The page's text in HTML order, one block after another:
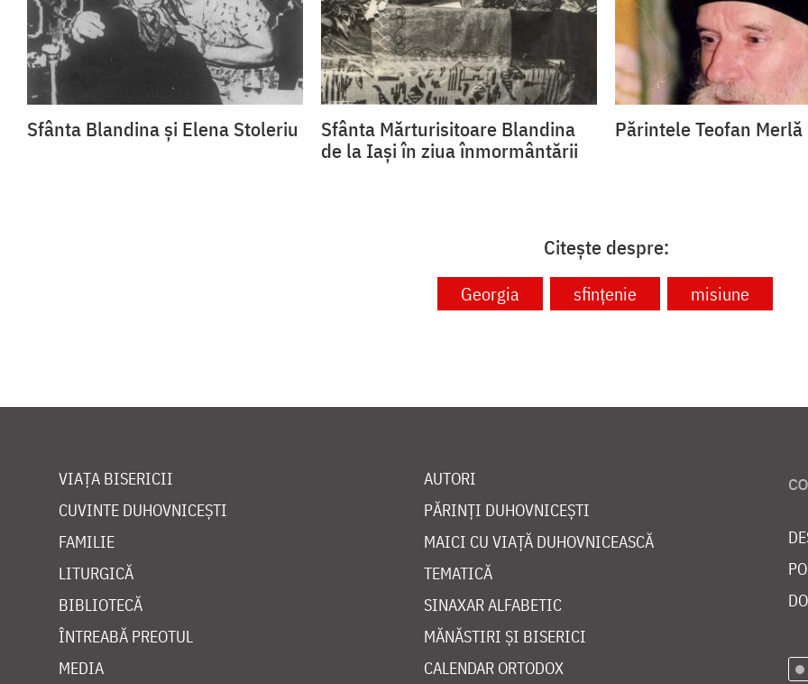
Sfânta Blandina și Elena Stoleriu
Sfânta Mărturisitoare Blandina
de la Iași în ziua înmormântării
Părintele Teofan Merlă
Citește despre:
Georgia sfințenie misiune
VIAȚA BISERICII
CUVINTE DUHOVNICEȘTI
FAMILIE
LITURGICĂ
BIBLIOTECĂ
ÎNTREABĂ PREOTUL
MEDIA
AUTORI
PĂRINȚI DUHOVNICEȘTI
MAICI CU VIAȚĂ DUHOVNICEASCĂ
TEMATICĂ
SINAXAR ALFABETIC
MĂNĂSTIRI ȘI BISERICI
CALENDAR ORTODOX